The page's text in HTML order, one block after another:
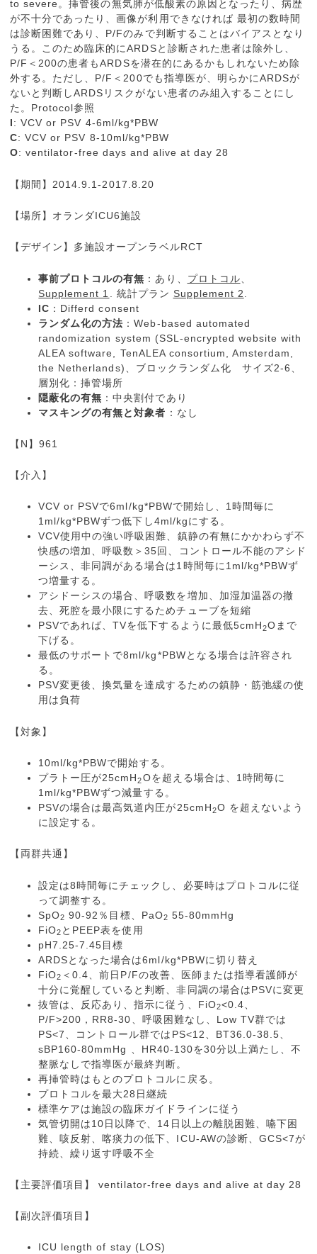
to severe。挿管後の無気肺が低酸素の原因となったり、病歴
が不十分であったり、画像が利用できなければ 最初の数時間
は診断困難であり、P/Fのみで判断することはバイアスとなり
うる。このため臨床的にARDSと診断された患者は除外し、
P/F＜200の患者もARDSを潜在的にあるかもしれないため除
外する。ただし、P/F＜200でも指導医が、明らかにARDSが
ないと判断しARDSリスクがない患者のみ組入することにし
た。Protocol参照
I: VCV or PSV 4-6ml/kg*PBW
C: VCV or PSV 8-10ml/kg*PBW
O: ventilator-free days and alive at day 28
【期間】2014.9.1-2017.8.20
【場所】オランダICU6施設
【デザイン】多施設オープンラベルRCT
事前プロトコルの有無 ：あり、 プロトコル
Supplement 1
. 統計プラン Supplement 2
IC ：Differd consent
ランダム化の方法 ：Web-based automated
randomization system (SSL-encrypted website with
ALEA software, TenALEA consortium, Amsterdam,
the Netherlands)、ブロックランダム化 サイズ2-6、
層別化：挿管場所
隠蔽化の有無 ：中央割付であり
マスキングの有無と対象者 ：なし
【N】961
【介入】
VCV or PSVで6ml/kg*PBWで開始し、1時間毎に
1ml/kg*PBWずつ低下し4ml/kgにする。
VCV使用中の強い呼吸困難、鎮静の有無にかかわらず不
快感の増加、呼吸数＞35回、コントロール不能のアシド
ーシス、非同調がある場合は1時間毎に1ml/kg*PBWず
つ増量する。
アシドーシスの場合、呼吸数を増加、加湿加温器の撤
去、死腔を最小限にするためチューブを短縮
PSVであれば、TVを低下するように最低5cmH2Oまで
下げる。
最低のサポートで8ml/kg*PBWとなる場合は許容され
る。
PSV変更後、換気量を達成するための鎮静・筋弛緩の使
用は負荷
【対象】
10ml/kg*PBWで開始する。
プラトー圧が25cmH2Oを超える場合は、1時間毎に
1ml/kg*PBWずつ減量する。
PSVの場合は最高気道内圧が25cmH2O を超えないよう
に設定する。
【両群共通】
設定は8時間毎にチェックし、必要時はプロトコルに従
って調整する。
SpO2 90-92％目標、PaO2 55-80mmHg
FiO2 とPEEP表を使用
pH7.25-7.45目標
ARDSとなった場合は6ml/kg*PBWに切り替え
FiO2 ＜0.4、前日P/Fの改善、医師または指導看護師が
十分に覚醒していると判断、非同調の場合はPSVに変更
抜管は、反応あり、指示に従う、FiO2<0.4、
P/F>200，RR8-30、呼吸困難なし、Low TV群では
PS<7、コントロール群ではPS<12、BT36.0-38.5、
sBP160-80mmHg 、HR40-130を30分以上満たし、不
整脈なしで指導医が最終判断。
再挿管時はもとのプロトコルに戻る。
プロトコルを最大28日継続
標準ケアは施設の臨床ガイドラインに従う
気管切開は10日以降で、14日以上の離脱困難、嚥下困
難、咳反射、喀痰力の低下、ICU-AWの診断、GCS<7が
持続、繰り返す呼吸不全
【主要評価項目】 ventilator-free days and alive at day 28
【副次評価項目】
ICU length of stay (LOS)